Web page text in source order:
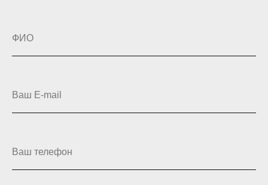
ФИО
Ваш E-mail
Ваш телефон